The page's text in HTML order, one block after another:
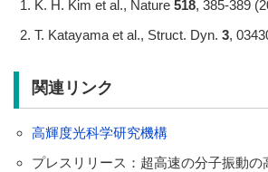
K. H. Kim et al., Nature 518, 385-389
T. Katayama et al., Struct. Dyn. 3,
関連リンク
高輝度光科学研究機構
プレスリリース：超高速の分子振動の